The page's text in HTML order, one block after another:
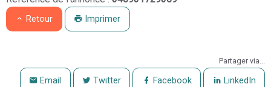
Retour Imprimer
Partager via...
Email Twitter Facebook LinkedIn